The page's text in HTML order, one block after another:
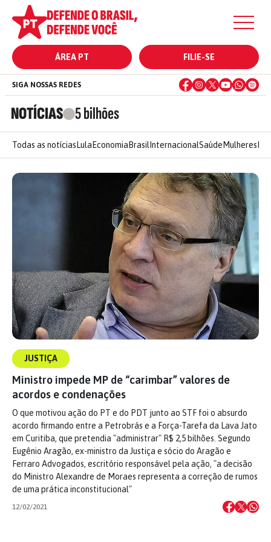
ÁREA PT FILIE-SE
NOTÍCIAS 5 bilhões
SIGA NOSSAS REDES
Todas as notícias Lula Economia Brasil InternacionalSaúde Mulheres
JUSTIÇA
Ministro impede MP de “carimbar” valores de
acordos e condenações
O que motivou ação do PT e do PDT junto ao STF foi o absurdo
acordo firmando entre a Petrobrás e a Força-Tarefa da Lava Jato
em Curitiba, que pretendia "administrar" R$ 2,5 bilhões. Segundo
Eugênio Aragão, ex-ministro da Justiça e sócio do Aragão e
Ferraro Advogados, escritório responsável pela ação, "a decisão
do Ministro Alexandre de Moraes representa a correção de rumos
de uma prática inconstitucional"
12/02/2021